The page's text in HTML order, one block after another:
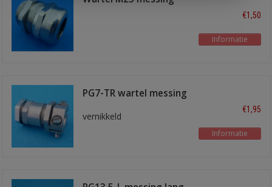
€1,50
Informatie
PG7-TR wartel messing
vernikkeld
€1,95
Informatie